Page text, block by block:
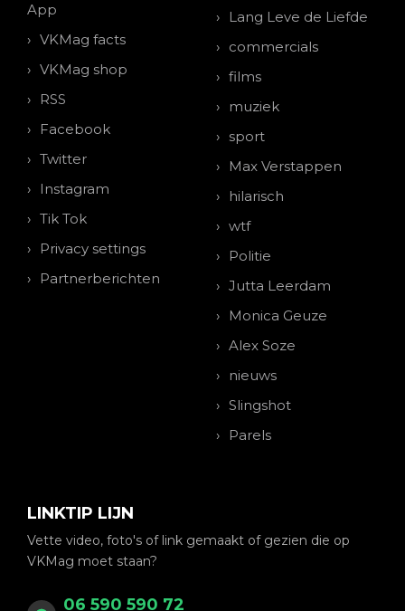
App
VKMag facts
VKMag shop
RSS
Facebook
Twitter
Instagram
Tik Tok
Privacy settings
Partnerberichten
Lang Leve de Liefde
commercials
films
muziek
sport
Max Verstappen
hilarisch
wtf
Politie
Jutta Leerdam
Monica Geuze
Alex Soze
nieuws
Slingshot
Parels
LINKTIP LIJN
Vette video, foto's of link gemaakt of gezien die op
VKMag moet staan?
06 590 590 72